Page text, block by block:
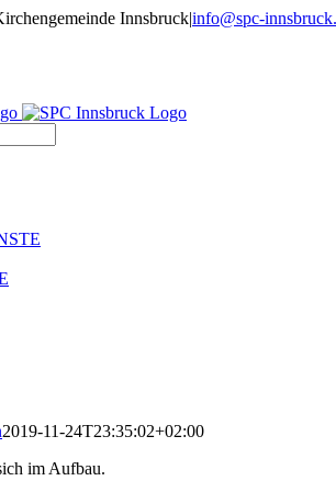
Innsbruck|info@spc-
2019-11-24T23:35:02+02:00
im Aufbau.